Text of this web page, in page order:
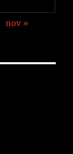
nov »